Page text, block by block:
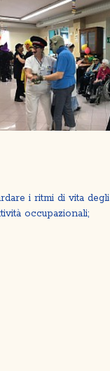
i ritmi di vita
occupazionali;